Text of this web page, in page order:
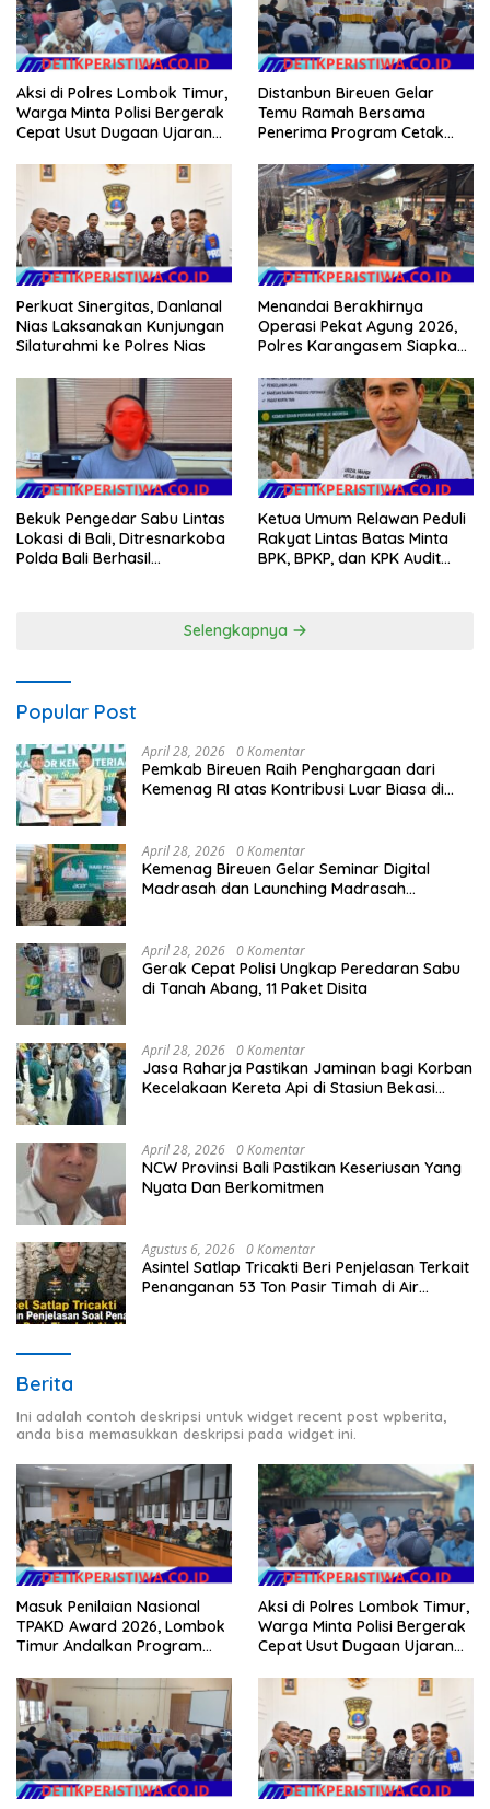
Aksi di Polres Lombok Timur,
Warga Minta Polisi Bergerak
Cepat Usut Dugaan Ujaran
Distanbun Bireuen Gelar
Temu Ramah Bersama
Penerima Program Cetak
Klarifikasi Isu Hoax
Perkuat Sinergitas, Danlanal
Nias Laksanakan Kunjungan
Silaturahmi ke Polres Nias
Menandai Berakhirnya
Operasi Pekat Agung 2026,
Polres Karangasem Siapkan
Harkamtibmas
Bekuk Pengedar Sabu Lintas
Lokasi di Bali, Ditresnarkoba
Polda Bali Berhasil
Ketua Umum Relawan Peduli
Rakyat Lintas Batas Minta
BPK, BPKP, dan KPK Audit
Selengkapnya
Popular Post
April 28, 2026 0 Komentar
Pemkab Bireuen Raih Penghargaan dari
Kemenag RI atas Kontribusi Luar Biasa di
April 28, 2026 0 Komentar
Kemenag Bireuen Gelar Seminar Digital
Madrasah dan Launching Madrasah
April 28, 2026 0 Komentar
Gerak Cepat Polisi Ungkap Peredaran Sabu
di Tanah Abang, 11 Paket Disita
April 28, 2026 0 Komentar
Jasa Raharja Pastikan Jaminan bagi Korban
Kecelakaan Kereta Api di Stasiun Bekasi
April 28, 2026 0 Komentar
NCW Provinsi Bali Pastikan Keseriusan Yang
Nyata Dan Berkomitmen
Agustus 6, 2026 0 Komentar
Asintel Satlap Tricakti Beri Penjelasan Terkait
Penanganan 53 Ton Pasir Timah di Air
Berita
Ini adalah contoh deskripsi untuk widget recent post wpberita,
anda bisa memasukkan deskripsi pada widget ini.
Masuk Penilaian Nasional
TPAKD Award 2026, Lombok
Timur Andalkan Program
Dongkrak Kesejahteraan
Warga
Aksi di Polres Lombok Timur,
Warga Minta Polisi Bergerak
Cepat Usut Dugaan Ujaran